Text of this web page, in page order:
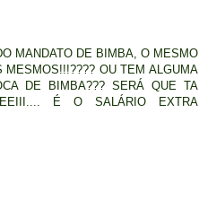
MANDATO DE BIMBA, O MESMO
OU TEM ALGUMA
DE BIMBA??? SERÁ QUE TA
É O SALÁRIO EXTRA